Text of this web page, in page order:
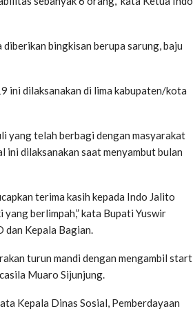
bingkisan berupa sarung, baju
ini dilaksanakan di lima kabupaten/kota
yang telah berbagi dengan masyarakat
dilaksanakan saat menyambut bulan
terima kasih kepada Indo Jalito
berlimpah,” kata Bupati Yuswir
dan Kepala Bagian.
turun mandi dengan mengambil start
Muaro Sijunjung.
Kepala Dinas Sosial, Pemberdayaan